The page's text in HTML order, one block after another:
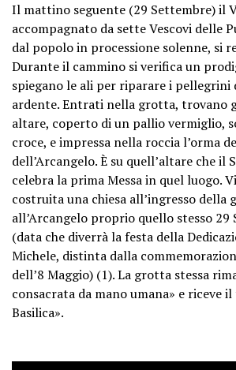
Il mattino seguente (29 Settembre) il
accompagnato da sette Vescovi delle
dal popolo in processione solenne, si
Durante il cammino si verifica un
spiegano le ali per riparare i pellegrini
ardente. Entrati nella grotta, trovano
altare, coperto di un pallio vermiglio,
croce, e impressa nella roccia l’orma
dell’Arcangelo. È su quell’altare che il
celebra la prima Messa in quel luogo.
costruita una chiesa all’ingresso della
all’Arcangelo proprio quello stesso 29
(data che diverrà la festa della
Michele, distinta dalla
dell’8 Maggio) (1). La grotta stessa
consacrata da mano umana» e riceve
Basilica».